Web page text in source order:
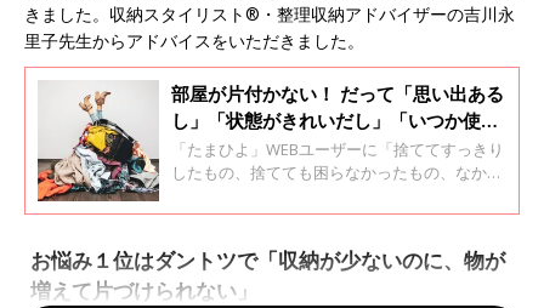
きました。収納スタイリスト®︎・整理収納アドバイザーの吉川永
里子先生からアドバイスをいただきました。
部屋が片付かない！ だって「思い出ある
し」「状態がきれいだし」「いつか使う
かも」と、悪魔が囁く。片付けがすすむ
魔法の言葉を収納スタイリストが教えま
「たまひよ」WEBユーザーに「捨ててすっきり
したもの、捨てても困らなかったもの、なかな
て、あなたのエピソードを教えてください」
した。「妊娠をきっかけにバッサバッサと捨て
てスッキリ！」というコメントが寄せられる一
お悩み１位はダントツで「収納が少ないのに、物が
増えて片づけられない」